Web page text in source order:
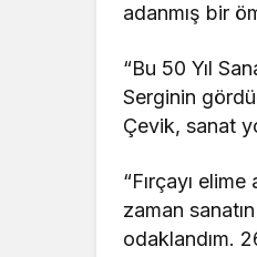
adanmış bir
“Bu 50 Yıl
Serginin
Çevik, sanat
“Fırçayı
zaman
odaklandım.